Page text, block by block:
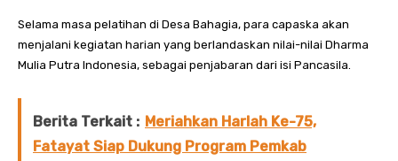
Selama masa pelatihan di Desa Bahagia, para capaska akan
menjalani kegiatan harian yang berlandaskan nilai-nilai Dharma
Mulia Putra Indonesia, sebagai penjabaran dari isi Pancasila.
Berita Terkait : Meriahkan Harlah Ke-75,
Fatayat Siap Dukung Program Pemkab